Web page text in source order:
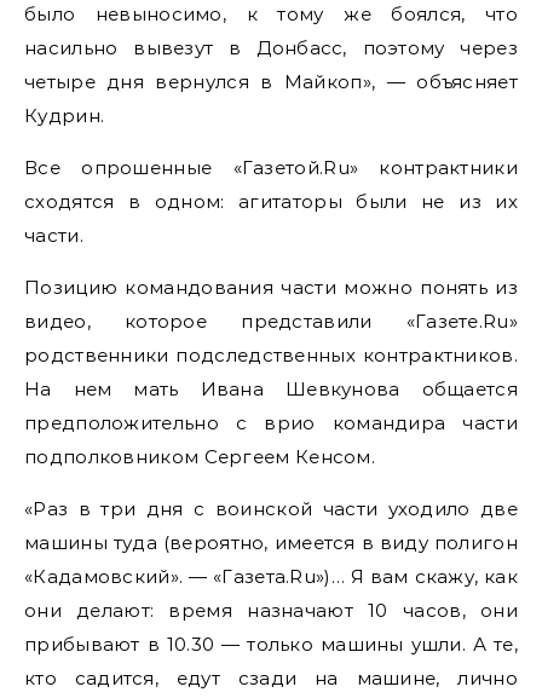
было невыносимо, к тому же боялся, что
насильно вывезут в Донбасс, поэтому через
четыре дня вернулся в Майкоп», — объясняет
Кудрин.
Все опрошенные «Газетой.Ru» контрактники
сходятся в одном: агитаторы были не из их
части.
Позицию командования части можно понять из
видео, которое представили «Газете.Ru»
родственники подследственных контрактников.
На нем мать Ивана Шевкунова общается
предположительно с врио командира части
подполковником Сергеем Кенсом.
«Раз в три дня с воинской части уходило две
машины туда (вероятно, имеется в виду полигон
«Кадамовский». — «Газета.Ru»)… Я вам скажу, как
они делают: время назначают 10 часов, они
прибывают в 10.30 — только машины ушли. А те,
кто садится, едут сзади на машине, лично